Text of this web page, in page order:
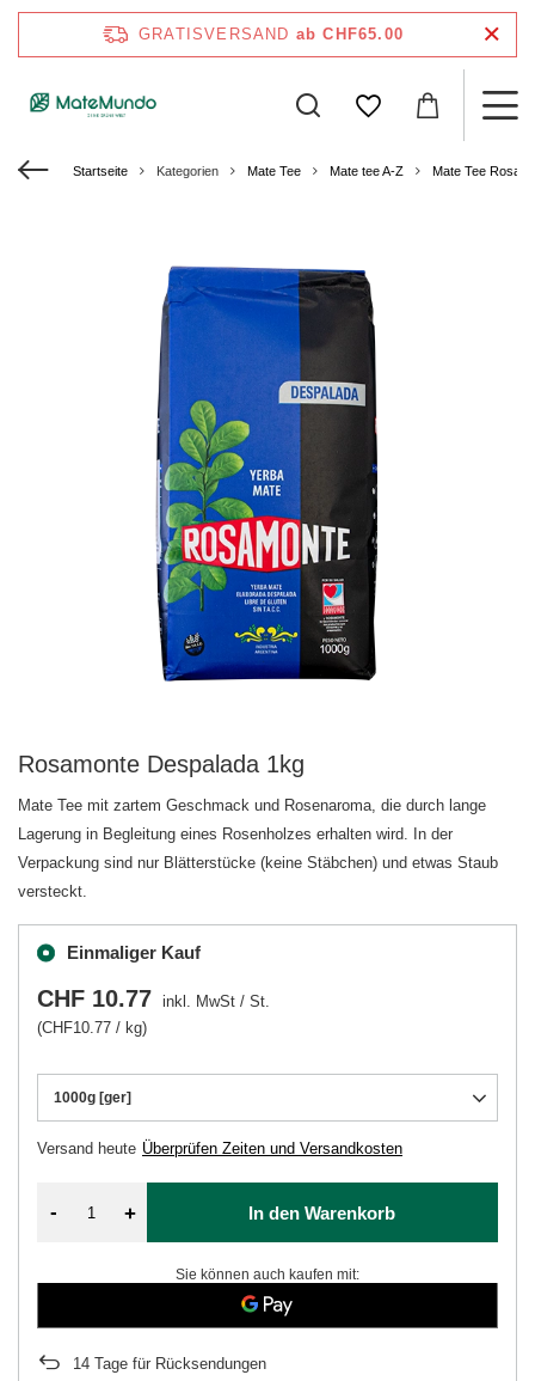
GRATISVERSAND ab CHF65.00
Startseite Kategorien Mate Tee Mate tee A-Z Mate Tee
Rosamonte Despalada 1kg
Mate Tee mit zartem Geschmack und Rosenaroma, die durch lange
Lagerung in Begleitung eines Rosenholzes erhalten wird. In der
Verpackung sind nur Blätterstücke (keine Stäbchen) und etwas Staub
versteckt.
Einmaliger Kauf
1000g [ger]
Versand heute Überprüfen Zeiten und Versandkosten
CHF 10.77 inkl. MwSt / St.
(CHF10.77 / kg)
- + In den Warenkorb
Sie können auch kaufen mit:
14 Tage für Rücksendungen